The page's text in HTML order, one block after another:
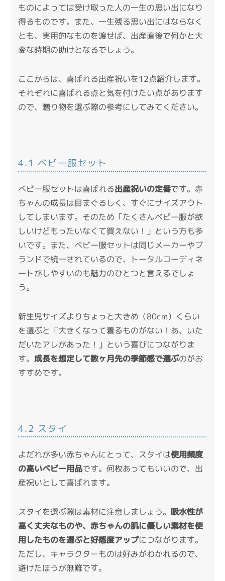
ものによっては受け取った人の一生の思い出になり
得るものです。また、一生残る思い出にはならなく
とも、実用的なものを渡せば、出産直後で何かと大
変な時期の助けとなるでしょう。
ここからは、喜ばれる出産祝いを12点紹介します。
それぞれに喜ばれる点と気を付けたい点があります
ので、贈り物を選ぶ際の参考にしてみてください。
4.1 ベビー服セット
ベビー服セットは喜ばれる出産祝いの定番です。赤
ちゃんの成長は目まぐるしく、すぐにサイズアウト
してしまいます。そのため「たくさんベビー服が欲
しいけどもったいなくて買えない！」という方も多
いです。また、ベビー服セットは同じメーカーやブ
ランドで統一されているので、トータルコーディネ
ートがしやすいのも魅力のひとつと言えるでしょ
う。
新生児サイズよりちょっと大きめ（80cm）くらい
を選ぶと「大きくなって着るものがない！あ、いた
だいたアレがあった！」という喜びにつながりま
す。成長を想定して数ヶ月先の季節感で選ぶのがお
すすめです。
4.2 スタイ
よだれが多い赤ちゃんにとって、スタイは使用頻度
の高いベビー用品です。何枚あってもいいので、出
産祝いとして喜ばれます。
スタイを選ぶ際は素材に注意しましょう。 吸水性が
高く丈夫なものや、赤ちゃんの肌に優しい素材を使
用したものを選ぶと好感度アップにつながります。
ただし、キャラクターものは好みがわかれるので、
避けたほうが無難です。